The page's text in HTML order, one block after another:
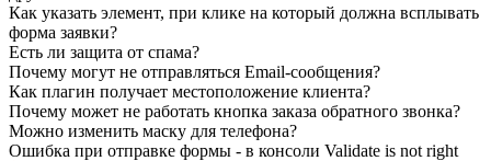
Как указать элемент, при клике на который должна всплывать
форма заявки?
Есть ли защита от спама?
Почему могут не отправляться Email-сообщения?
Как плагин получает местоположение клиента?
Почему может не работать кнопка заказа обратного звонка?
Можно изменить маску для телефона?
Ошибка при отправке формы - в консоли Validate is not right